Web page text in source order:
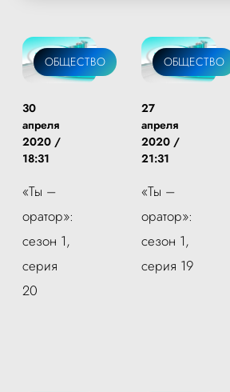
ОБЩЕСТВО
30
апреля
2020 /
18:31
«Ты –
оратор»:
сезон 1,
серия
20
ОБЩЕСТВО
27
апреля
2020 /
21:31
«Ты –
оратор»:
сезон 1,
серия 19